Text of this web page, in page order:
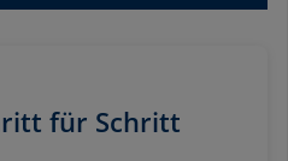
für Schritt